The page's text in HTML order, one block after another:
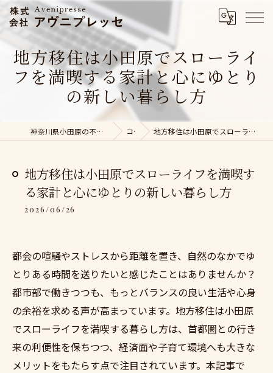
地方移住は小田原でスローライ
フを満喫する家計と心にゆとり
の新しい暮らし方
神奈川県小田原の不動産売却なら株式会社アヴニプレッセ コラム 地方移住は小田原でスローライフを満喫する家計と心にゆとりの新しい暮らし方
地方移住は小田原でスローライフを満喫す
る家計と心にゆとりの新しい暮らし方
2026/06/26
都会の喧騒やストレスから距離を置き、自然のなかでゆ
とりある時間を送りたいと感じたことはありませんか？
都市部で働きつつも、もっとバランスの良い生活や心身
の余裕を求める声が高まっています。地方移住は小田原
でスローライフを満喫する暮らし方は、首都圏との行き
来の利便性を保ちつつ、経済面や子育て環境へも大きな
メリットをもたらす点で注目されています。本記事で